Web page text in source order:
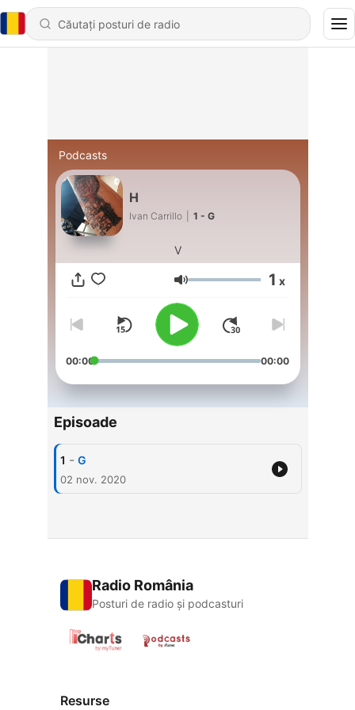
Podcasts
H
Ivan Carrillo 1 - G
V
Volum 1 x
00:00 00:00
Episoade
1 - G
02 nov. 2020
Radio România
Posturi de radio și podcasturi
Resurse